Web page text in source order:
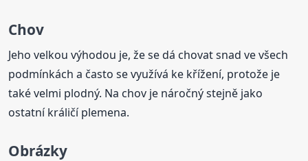
Chov
Jeho velkou výhodou je, že se dá chovat snad ve všech
podmínkách a často se využívá ke křížení, protože je
také velmi plodný. Na chov je náročný stejně jako
ostatní králičí plemena.
Obrázky